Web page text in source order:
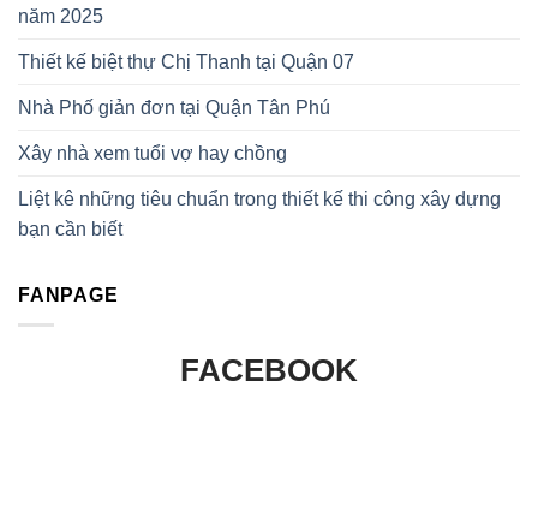
năm 2025
Thiết kế biệt thự Chị Thanh tại Quận 07
Nhà Phố giản đơn tại Quận Tân Phú
Xây nhà xem tuổi vợ hay chồng
Liệt kê những tiêu chuẩn trong thiết kế thi công xây dựng
bạn cần biết
FANPAGE
FACEBOOK